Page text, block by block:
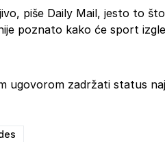
piše Daily Mail, jesto to što
poznato kako će sport
ugovorom zadržati status